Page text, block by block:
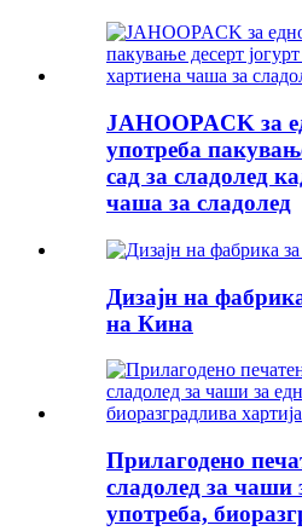
JAHOOPACK за
употреба
сад за сладолед
чаша за сладолед
Дизајн на
на Кина
Прилагодено
сладолед за чаши
употреба,